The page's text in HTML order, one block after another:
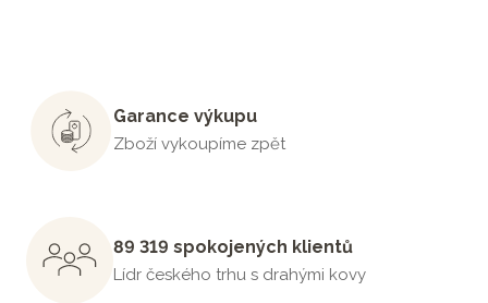
Garance výkupu
Zboží vykoupíme zpět
89 319 spokojených klientů
Lídr českého trhu s drahými kovy